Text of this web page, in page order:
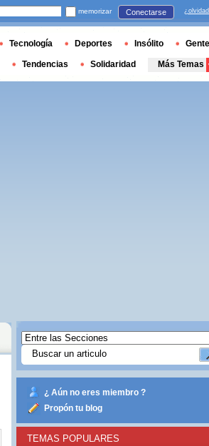
¿ Aún no eres miembro ?
Propón tu blog
TEMAS POPULARES
memorizar Conectarse
Tecnología Deportes Insólito Gente
Tendencias Solidaridad Más Temas